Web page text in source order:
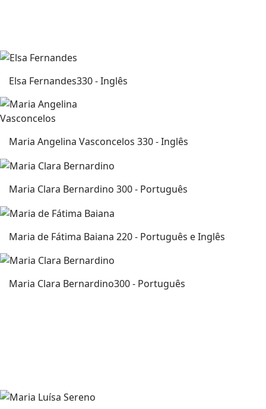
Elsa Fernandes330 - Inglês
Maria Angelina Vasconcelos 330 - Inglês
Maria Clara Bernardino 300 - Português
Maria de Fátima Baiana 220 - Português e Inglês
Maria Clara Bernardino300 - Português